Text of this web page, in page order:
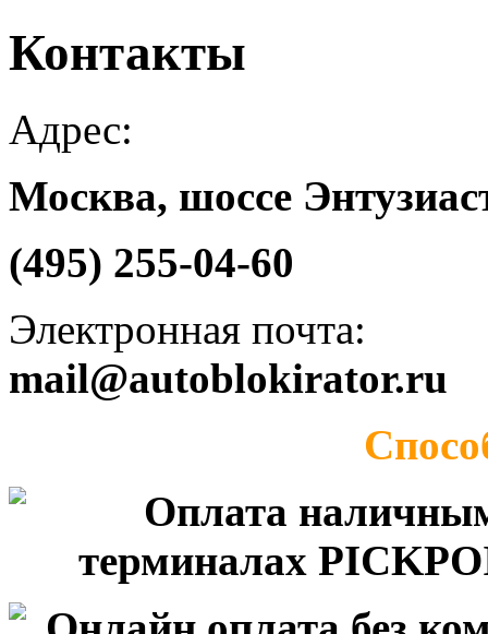
Контакты
Адрес:
Москва, шоссе
(495) 255-04-60
Электронная почта:
mail@autoblokirator.ru